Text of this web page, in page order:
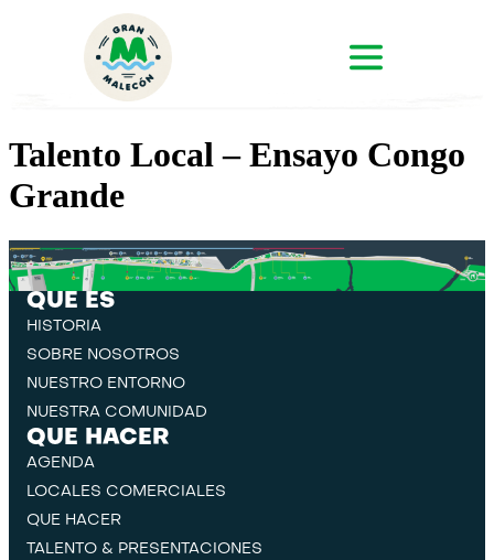
Talento Local – Ensayo Congo
Grande
QUE ES
HISTORIA
SOBRE NOSOTROS
NUESTRO ENTORNO
NUESTRA COMUNIDAD
QUE HACER
AGENDA
LOCALES COMERCIALES
QUE HACER
TALENTO & PRESENTACIONES